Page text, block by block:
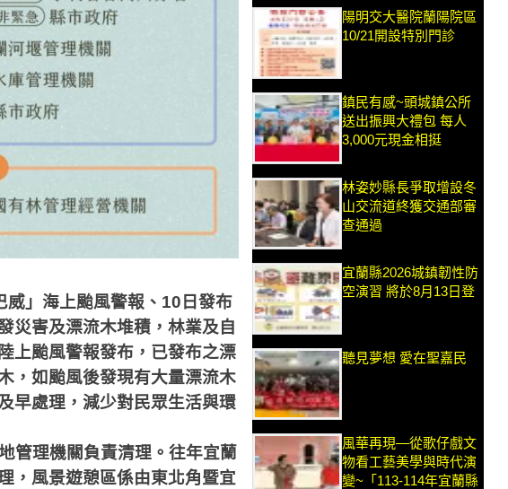
威」海上颱風警報、 10 日發布
災害及漂流木堆積，林業及自
上颱風警報發布，已發布之漂
，如颱風後發現有大量漂流木
早處理，減少對民眾生活與環
管理機關負責清理。往年宜蘭
，風景遊憩區係由東北角暨宜
陽明交大醫院蘭陽院區
10/21開設特別門診
鎮民有感~頭城鎮公所
送出振興大禮包 每人
3,000元現金相挺
林姿妙縣長爭取增設冬
山交流道終獲交通部審
查通過
宜蘭縣2026城鎮韌性防
空演習 將於8月13日登
聽見夢想 愛在聖嘉民
風華再現—從歌仔戲文
物看工藝美學與時代演
變~「113-114年宜蘭縣